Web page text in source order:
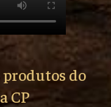
produtos do
CP